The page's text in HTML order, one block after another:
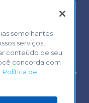
Voltar ao topo
semelhantes
serviços,
conteúdo de seu
concorda com
Política de